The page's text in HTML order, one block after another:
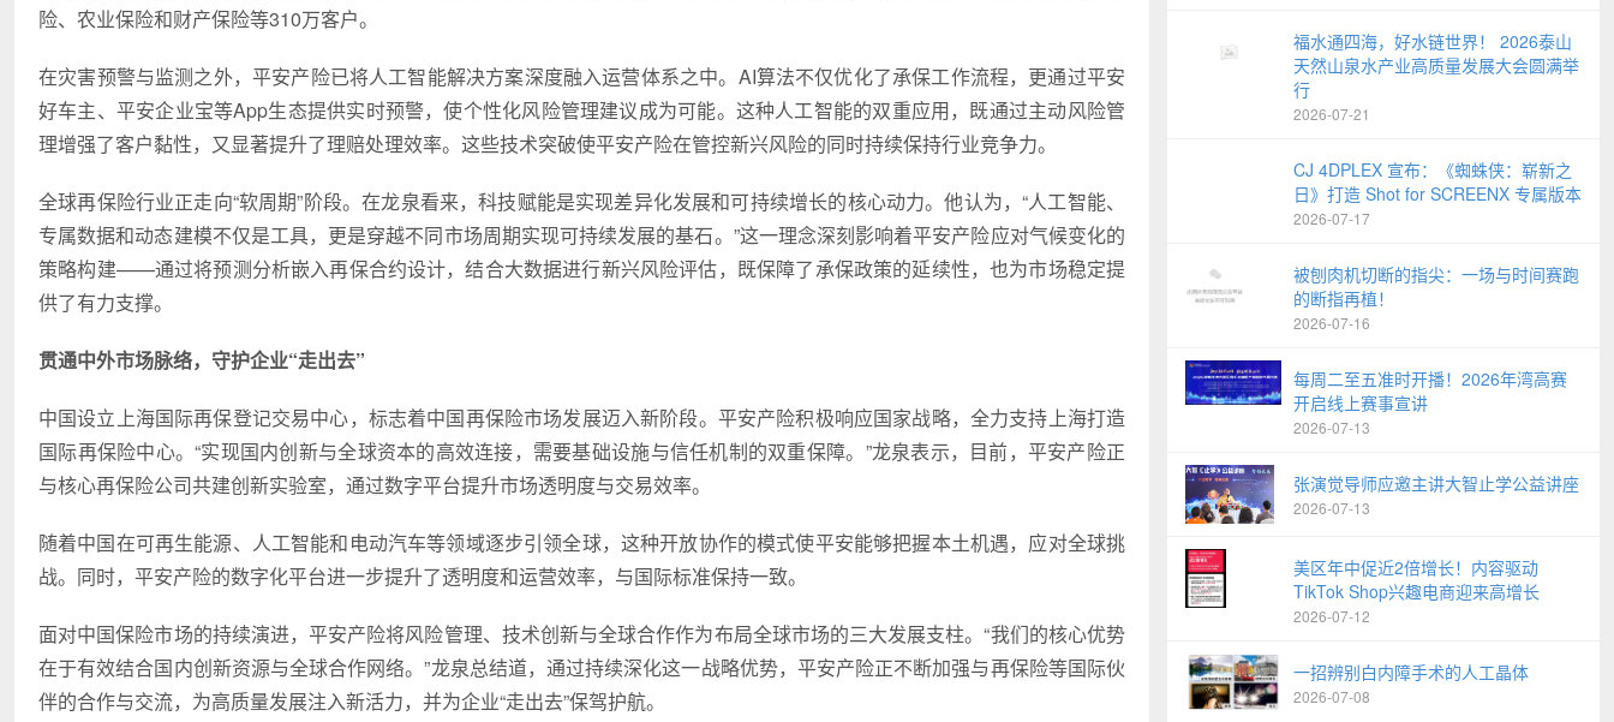
险、农业保险和财产保险等310万客户。
在灾害预警与监测之外，平安产险已将人工智能解决方案深度融入运营体系之中。AI算法不仅优化了承保工作流程，更通过平安
好车主、平安企业宝等App生态提供实时预警，使个性化风险管理建议成为可能。这种人工智能的双重应用，既通过主动风险管
理增强了客户黏性，又显著提升了理赔处理效率。这些技术突破使平安产险在管控新兴风险的同时持续保持行业竞争力。
全球再保险行业正走向“软周期”阶段。在龙泉看来，科技赋能是实现差异化发展和可持续增长的核心动力。他认为，“人工智能、
专属数据和动态建模不仅是工具，更是穿越不同市场周期实现可持续发展的基石。”这一理念深刻影响着平安产险应对气候变化的
策略构建——通过将预测分析嵌入再保合约设计，结合大数据进行新兴风险评估，既保障了承保政策的延续性，也为市场稳定提
供了有力支撑。
贯通中外市场脉络，守护企业“走出去”
中国设立上海国际再保登记交易中心，标志着中国再保险市场发展迈入新阶段。平安产险积极响应国家战略，全力支持上海打造
国际再保险中心。“实现国内创新与全球资本的高效连接，需要基础设施与信任机制的双重保障。”龙泉表示，目前，平安产险正
与核心再保险公司共建创新实验室，通过数字平台提升市场透明度与交易效率。
随着中国在可再生能源、人工智能和电动汽车等领域逐步引领全球，这种开放协作的模式使平安能够把握本土机遇，应对全球挑
战。同时，平安产险的数字化平台进一步提升了透明度和运营效率，与国际标准保持一致。
面对中国保险市场的持续演进，平安产险将风险管理、技术创新与全球合作作为布局全球市场的三大发展支柱。“我们的核心优势
在于有效结合国内创新资源与全球合作网络。”龙泉总结道，通过持续深化这一战略优势，平安产险正不断加强与再保险等国际伙
伴的合作与交流，为高质量发展注入新活力，并为企业“走出去”保驾护航。
福水通四海，好水链世界！ 2026泰山
天然山泉水产业高质量发展大会圆满举
行
2026-07-21
CJ 4DPLEX 宣布：《蜘蛛侠：崭新之
日》打造 Shot for SCREENX 专属版本
2026-07-17
被刨肉机切断的指尖：一场与时间赛跑
的断指再植！
2026-07-16
每周二至五准时开播！2026年湾高赛
开启线上赛事宣讲
2026-07-13
张演觉导师应邀主讲大智止学公益讲座
2026-07-13
美区年中促近2倍增长！内容驱动
TikTok Shop兴趣电商迎来高增长
2026-07-12
一招辨别白内障手术的人工晶体
2026-07-08